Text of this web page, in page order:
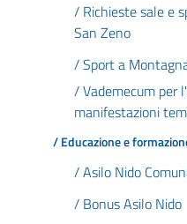
/ Richieste sale e
San Zeno
/ Sport a
/ Vademecum per
manifestazioni
/ Educazione e
/ Asilo Nido
/ Bonus Asilo Nido